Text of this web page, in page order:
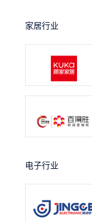
家居行业
电子行业